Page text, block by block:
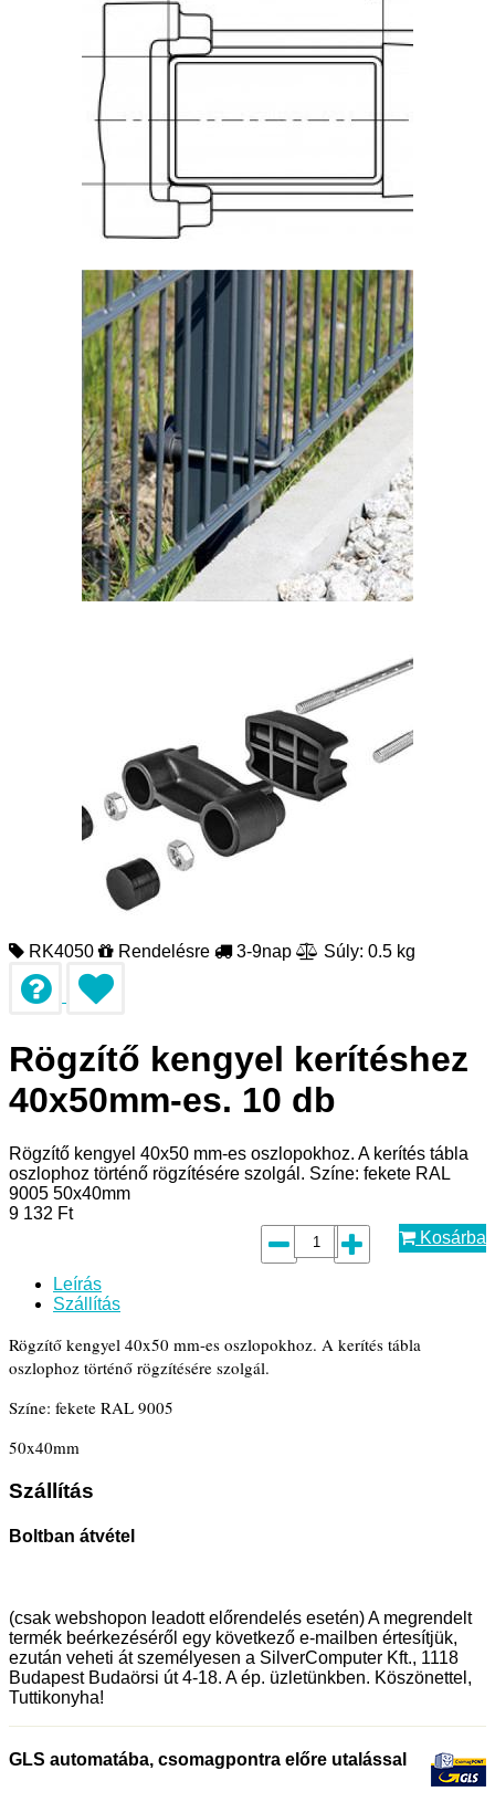
RK4050 Rendelésre 3-9nap Súly: 0.5 kg
Rögzítő kengyel kerítéshez
40x50mm-es. 10 db
Rögzítő kengyel 40x50 mm-es oszlopokhoz. A kerítés tábla
oszlophoz történő rögzítésére szolgál. Színe: fekete RAL
9005 50x40mm
9 132 Ft
Kosárba
Leírás
Szállítás
Rögzítő kengyel 40x50 mm-es oszlopokhoz. A kerítés tábla
oszlophoz történő rögzítésére szolgál.
Színe: fekete RAL 9005
50x40mm
Szállítás
Boltban átvétel
(csak webshopon leadott előrendelés esetén) A megrendelt
termék beérkezéséről egy következő e-mailben értesítjük,
ezután veheti át személyesen a SilverComputer Kft., 1118
Budapest Budaörsi út 4-18. A ép. üzletünkben. Köszönettel,
Tuttikonyha!
GLS automatába, csomagpontra előre utalással